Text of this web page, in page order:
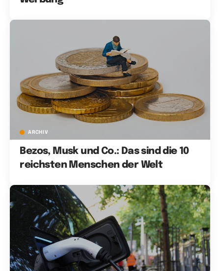
ARCHIV
Bezos, Musk und Co.: Das sind die 10
reichsten Menschen der Welt